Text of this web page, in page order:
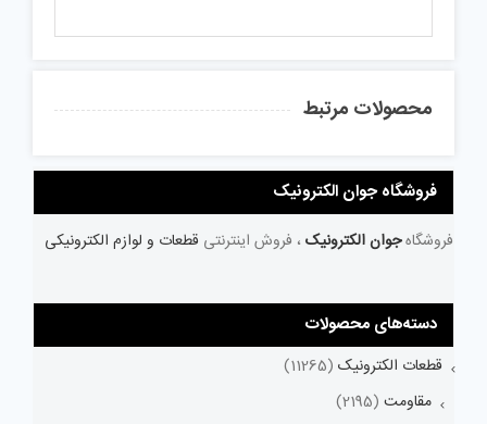
محصولات مرتبط
فروشگاه جوان الکترونیک
فروشگاهجوان الکترونیک ، فروش اینترنتی قطعات و لوازم الکترونیکی
دسته‌های محصولات
قطعات الکترونیک (11265)
مقاومت (2195)